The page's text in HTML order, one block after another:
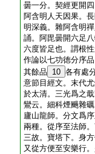
曇一分。契經更開
阿含明人天因果。
明深義。雜阿含明
誦。阿毘曇開六足
六度皆足也。謂根
作論以七功徳分序
其餘品
10 各有處
意節目經文。末代
於太清。三光爲之
鸞云。細科煙颺雜
廬山龍師。分文爲
兩種。從序至法師
三故。寶塔下。身
又從方便至安樂行